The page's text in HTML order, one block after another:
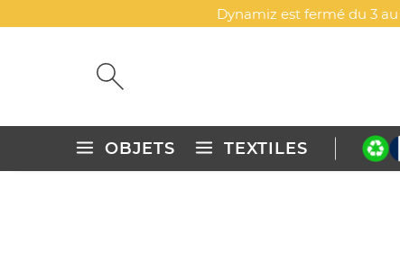
Dynamiz est fermé du 3
OBJETS TEXTILES
ATF
Accueil